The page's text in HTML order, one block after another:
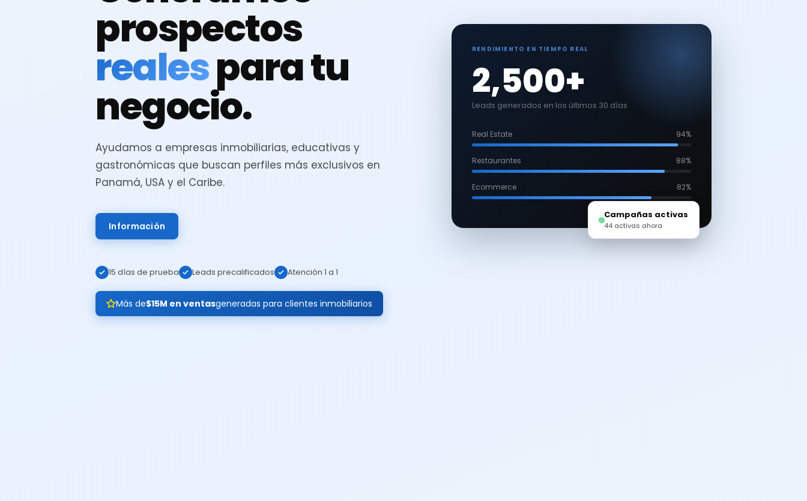
prospectos
realespara tu
negocio.
Ayudamos a empresas inmobiliarias, educativas y
gastronómicas que buscan perfiles más exclusivos en
Panamá, USA y el Caribe.
Información
15 días de prueba Leads precalificados Atención 1 a 1
Más de$15M en ventasgeneradas para clientes inmobiliarios
RENDIMIENTO EN TIEMPO REAL
2,500+
Leads generados en los últimos 30 días
Real Estate 94%
Restaurantes 88%
Ecommerce 82%
Campañas activas
44 activas ahora